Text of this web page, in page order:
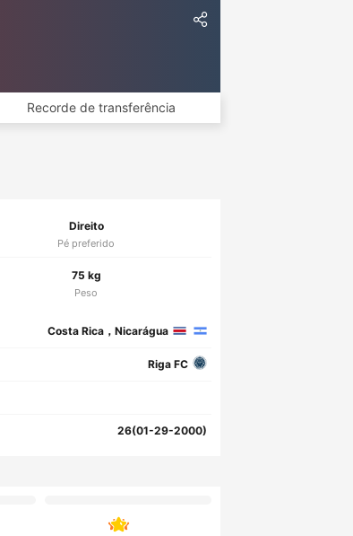
Recorde de transferência
Direito
Pé preferido
75 kg
Peso
Costa Rica，Nicarágua
Riga FC
26(01-29-2000)